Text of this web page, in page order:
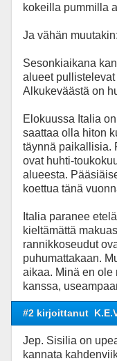
kokeilla pummilla
Ja vähän muutakin:
Sesonkiaikana
alueet
Alkukeväästä on
Elokuussa Italia
saattaa olla hiton
täynnä paikallisia.
ovat huhti-
alueesta.
koettua tänä
Italia paranee
kieltämättä
rannikkoseudut
puhumattakaan.
aikaa. Minä en ole
kanssa,
#2 kirjoittanut
Jep. Sisilia on
kannata